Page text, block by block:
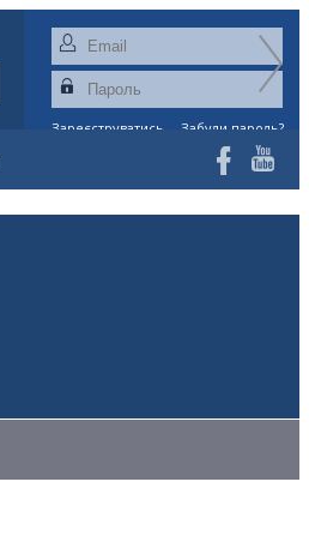
Зареєструватись Забули пароль?